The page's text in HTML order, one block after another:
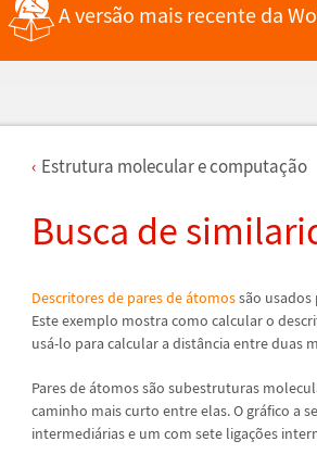
A versão mais recente da
Estrutura molecular e computação
Busca de
Descritores de pares deátomossão usados
Este exemplo mostra como calcular o
usá-lo para calcular a distância entre duas
Pares deátomos são subestruturas
caminho mais curto entre elas. O gráfico a
intermediárias e um com sete ligações